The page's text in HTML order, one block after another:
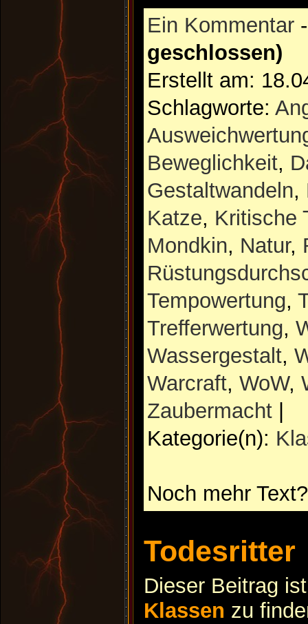
Ein Kommentar
geschlossen)
Erstellt am:
Schlagworte:
Beweglichkeit,
Gestaltwandeln,
Katze, Kritische
Mondkin, Natur,
Tempowertung,
Trefferwertung,
Wassergestalt,
Warcraft, WoW,
Zaubermacht
Kategorie(n):
Noch mehr
Todesritter
Dieser Beitrag
Klassen zu